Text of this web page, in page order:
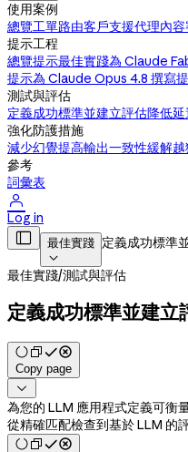
使用案例
總覽工單路由客戶支援代理內
提示工程
總覽提示最佳實踐為 Claude
提示為 Claude Opus 4.8 撰寫
測試與評估
定義成功標準並建立評估降低延
強化防護措施
減少幻覺提高輸出一致性緩解越
參考
詞彙表

Log in
 最佳實踐

定義成功標準
最佳實踐/測試與評估
定義成功標準並建立
Copy page

為您的 LLM 應用程式定義可衡
從精確匹配檢查到基於 LLM 的評